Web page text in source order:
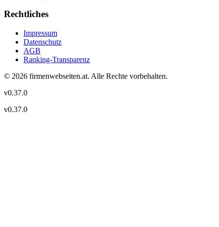
Rechtliches
Impressum
Datenschutz
AGB
Ranking-Transparenz
© 2026 firmenwebseiten.at. Alle Rechte vorbehalten.
v0.37.0
v0.37.0